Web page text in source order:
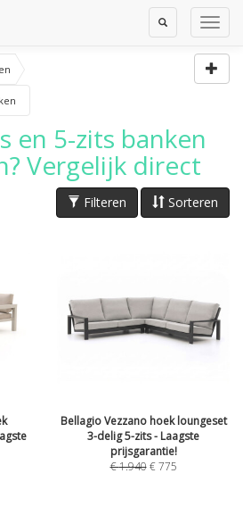
Toggle
Search
en 5-zits banken
Vergelijk direct
Sorteren
Filteren
Bellagio Vezzano hoek loungeset
3-delig 5-zits - Laagste
prijsgarantie!
€1.940 €775